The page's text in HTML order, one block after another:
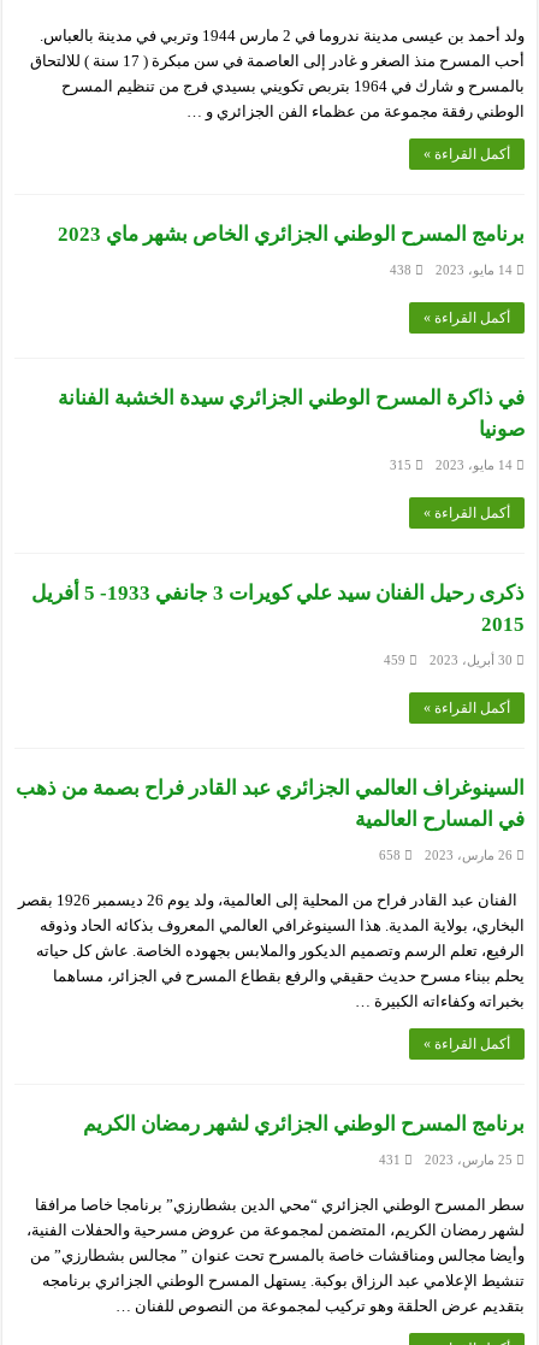
ولد أحمد بن عيسى مدينة ندروما في 2 مارس 1944 وتربي في مدينة بالعباس.
أحب المسرح منذ الصغر و غادر إلى العاصمة في سن مبكرة ( 17 سنة ) للالتحاق
بالمسرح و شارك في 1964 بتربص تكويني بسيدي فرج من تنظيم المسرح
الوطني رفقة مجموعة من عظماء الفن الجزائري و …
أكمل القراءة »
برنامج المسرح الوطني الجزائري الخاص بشهر ماي 2023
14 مايو، 2023 438
أكمل القراءة »
في ذاكرة المسرح الوطني الجزائري سيدة الخشبة الفنانة
صونيا
14 مايو، 2023 315
أكمل القراءة »
ذكرى رحيل الفنان سيد علي كويرات 3 جانفي 1933- 5 أفريل
2015
30 أبريل، 2023 459
أكمل القراءة »
السينوغراف العالمي الجزائري عبد القادر فراح بصمة من ذهب
في المسارح العالمية
26 مارس، 2023 658
الفنان عبد القادر فراح من المحلية إلى العالمية، ولد يوم 26 ديسمبر 1926 بقصر
البخاري، بولاية المدية. هذا السينوغرافي العالمي المعروف بذكائه الحاد وذوقه
الرفيع، تعلم الرسم وتصميم الديكور والملابس بجهوده الخاصة. عاش كل حياته
يحلم ببناء مسرح حديث حقيقي والرفع بقطاع المسرح في الجزائر، مساهما
بخبراته وكفاءاته الكبيرة …
أكمل القراءة »
برنامج المسرح الوطني الجزائري لشهر رمضان الكريم
25 مارس، 2023 431
سطر المسرح الوطني الجزائري “محي الدين بشطارزي” برنامجا خاصا مرافقا
لشهر رمضان الكريم، المتضمن لمجموعة من عروض مسرحية والحفلات الفنية،
وأيضا مجالس ومناقشات خاصة بالمسرح تحت عنوان ” مجالس بشطارزي” من
تنشيط الإعلامي عبد الرزاق بوكبة. يستهل المسرح الوطني الجزائري برنامجه
بتقديم عرض الحلقة وهو تركيب لمجموعة من النصوص للفنان …